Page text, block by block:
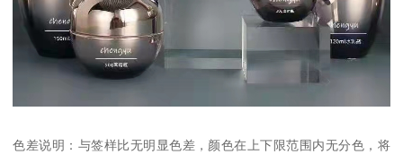
色差说明：与签样比无明显色差，颜色在上下限范围内无分色，将